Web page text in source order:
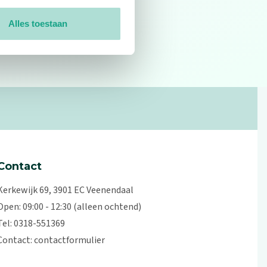
Alles toestaan
69, 3901 EC Veenendaal
09:00 - 12:30 (alleen ochtend)
0318-551369
contactformulier